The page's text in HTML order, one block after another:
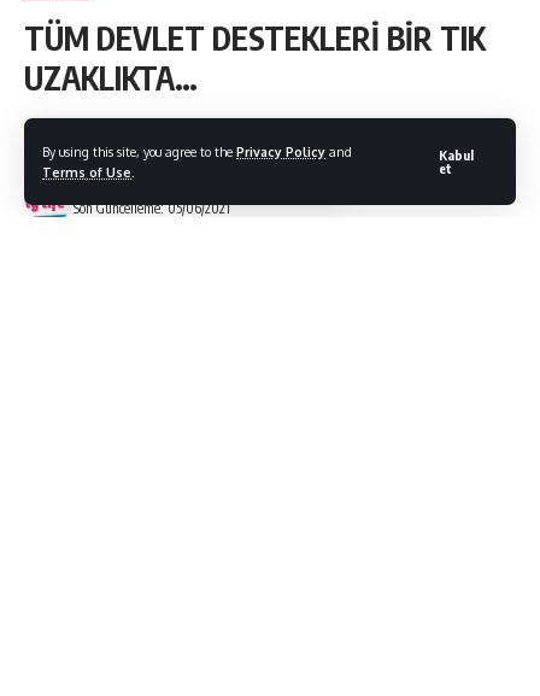
By using this site, you agree to the Privacy Policy and
Terms of Use
Kabul
et
TÜM DEVLET DESTEKLERİ BİR TIK
UZAKLIKTA…
Son Güncelleme: 05/06/2021
Bodrum Citylife